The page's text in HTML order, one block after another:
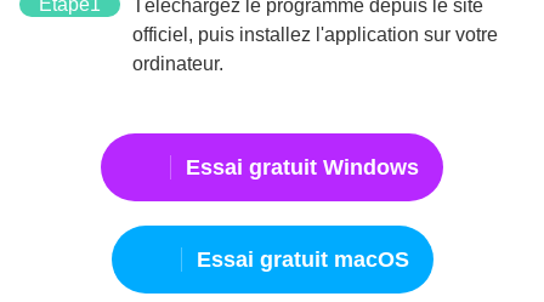
Étape1
Téléchargez le programme depuis le site
officiel, puis installez l'application sur votre
ordinateur.
Essai gratuit Windows
Essai gratuit macOS